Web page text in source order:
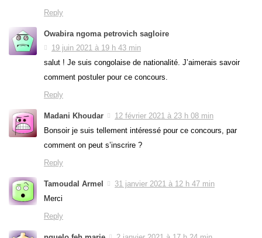
Reply
Owabira ngoma petrovich sagloire
19 juin 2021 à 19 h 43 min
salut ! Je suis congolaise de nationalité. J’aimerais savoir
comment postuler pour ce concours.
Reply
Madani Khoudar
12 février 2021 à 23 h 08 min
Bonsoir je suis tellement intéressé pour ce concours, par
comment on peut s’inscrire ?
Reply
Tamoudal Armel
31 janvier 2021 à 12 h 47 min
Merci
Reply